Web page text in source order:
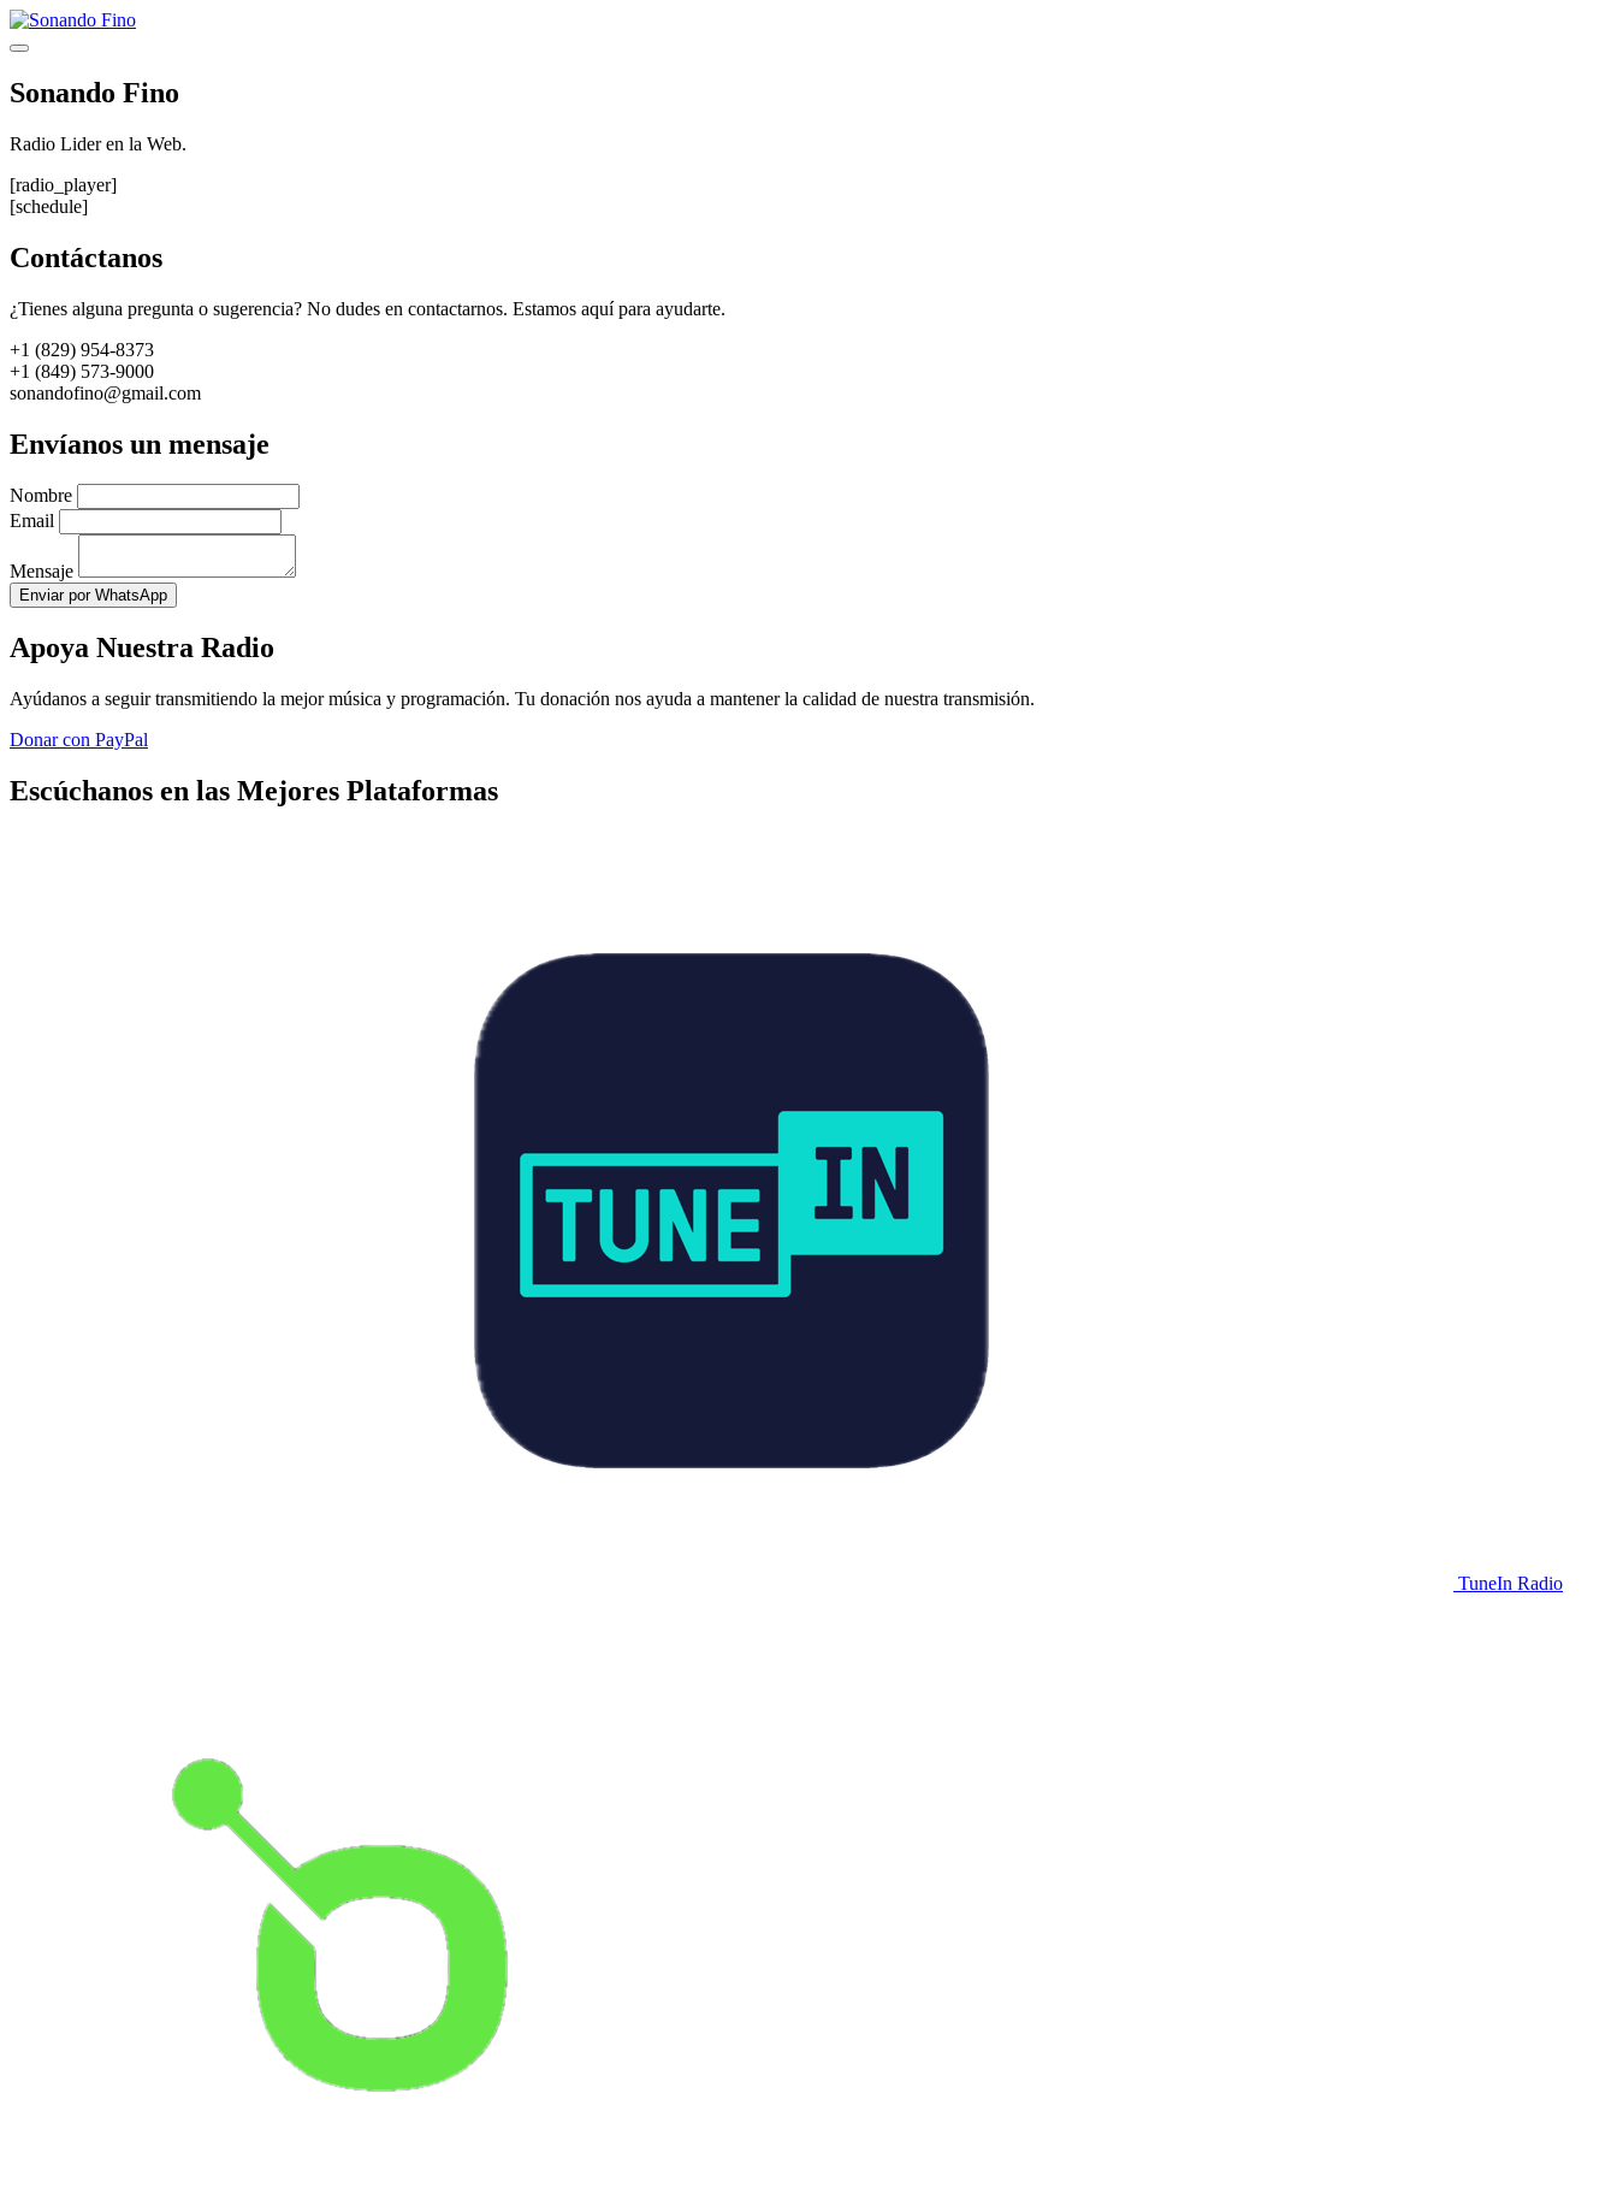
Saltar
al
Menú
Sonando Fino
Radio Lider en la Web.
[radio_player]
[schedule]
Contáctanos
¿Tienes alguna pregunta o sugerencia? No dudes en contactarnos. Estamos aquí para ayudarte.
+1 (829) 954-8373
+1 (849) 573-9000
sonandofino@gmail.com
Envíanos un mensaje
Nombre
Email
Mensaje
Enviar por WhatsApp
Apoya Nuestra Radio
Ayúdanos a seguir transmitiendo la mejor música y programación. Tu donación nos ayuda a mantener la calidad de nuestra transmisión.
Donar con PayPal
Escúchanos en las Mejores Plataformas
TuneIn Radio